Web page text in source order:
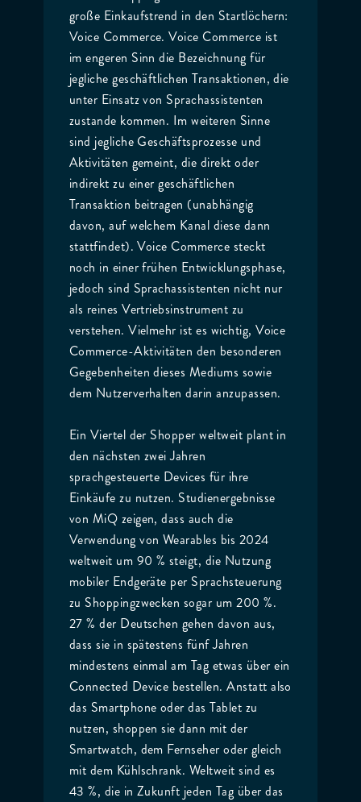
große Einkaufstrend in den Startlöchern:
Voice Commerce. Voice Commerce ist
im engeren Sinn die Bezeichnung für
jegliche geschäftlichen Transaktionen, die
unter Einsatz von Sprachassistenten
zustande kommen. Im weiteren Sinne
sind jegliche Geschäftsprozesse und
Aktivitäten gemeint, die direkt oder
indirekt zu einer geschäftlichen
Transaktion beitragen (unabhängig
davon, auf welchem Kanal diese dann
stattfindet). Voice Commerce steckt
noch in einer frühen Entwicklungsphase,
jedoch sind Sprachassistenten nicht nur
als reines Vertriebsinstrument zu
verstehen. Vielmehr ist es wichtig, Voice
Commerce-Aktivitäten den besonderen
Gegebenheiten dieses Mediums sowie
dem Nutzerverhalten darin anzupassen.
Ein Viertel der Shopper weltweit plant in
den nächsten zwei Jahren
sprachgesteuerte Devices für ihre
Einkäufe zu nutzen. Studienergebnisse
von MiQ zeigen, dass auch die
Verwendung von Wearables bis 2024
weltweit um 90 % steigt, die Nutzung
mobiler Endgeräte per Sprachsteuerung
zu Shoppingzwecken sogar um 200 %.
27 % der Deutschen gehen davon aus,
dass sie in spätestens fünf Jahren
mindestens einmal am Tag etwas über ein
Connected Device bestellen. Anstatt also
das Smartphone oder das Tablet zu
nutzen, shoppen sie dann mit der
Smartwatch, dem Fernseher oder gleich
mit dem Kühlschrank. Weltweit sind es
43 %, die in Zukunft jeden Tag über das